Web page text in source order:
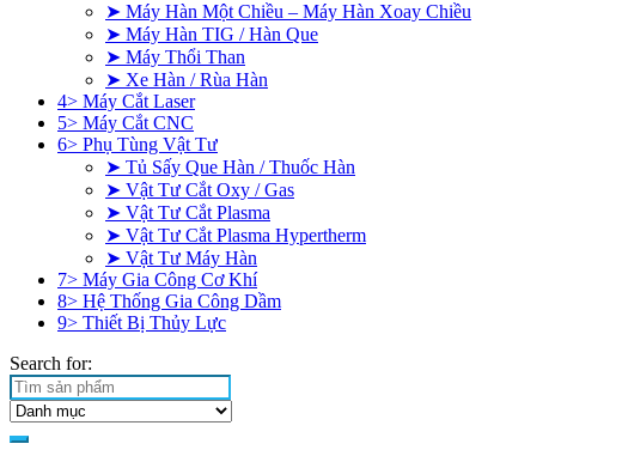
➤ Máy Hàn Một Chiều – Máy Hàn Xoay Chiều
➤ Máy Hàn TIG / Hàn Que
➤ Máy Thổi Than
➤ Xe Hàn / Rùa Hàn
4> Máy Cắt Laser
5> Máy Cắt CNC
6> Phụ Tùng Vật Tư
➤ Tủ Sấy Que Hàn / Thuốc Hàn
➤ Vật Tư Cắt Oxy / Gas
➤ Vật Tư Cắt Plasma
➤ Vật Tư Cắt Plasma Hypertherm
➤ Vật Tư Máy Hàn
7> Máy Gia Công Cơ Khí
8> Hệ Thống Gia Công Dầm
9> Thiết Bị Thủy Lực
Search for: